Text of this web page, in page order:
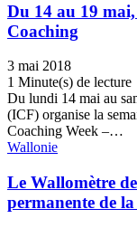
Du 14 au 19
Coaching
3 mai 2018
1 Minute(s) de lecture
Du lundi 14 mai au
(ICF) organise la
Coaching Week –…
Wallonie
Le Wallomètre
permanente de